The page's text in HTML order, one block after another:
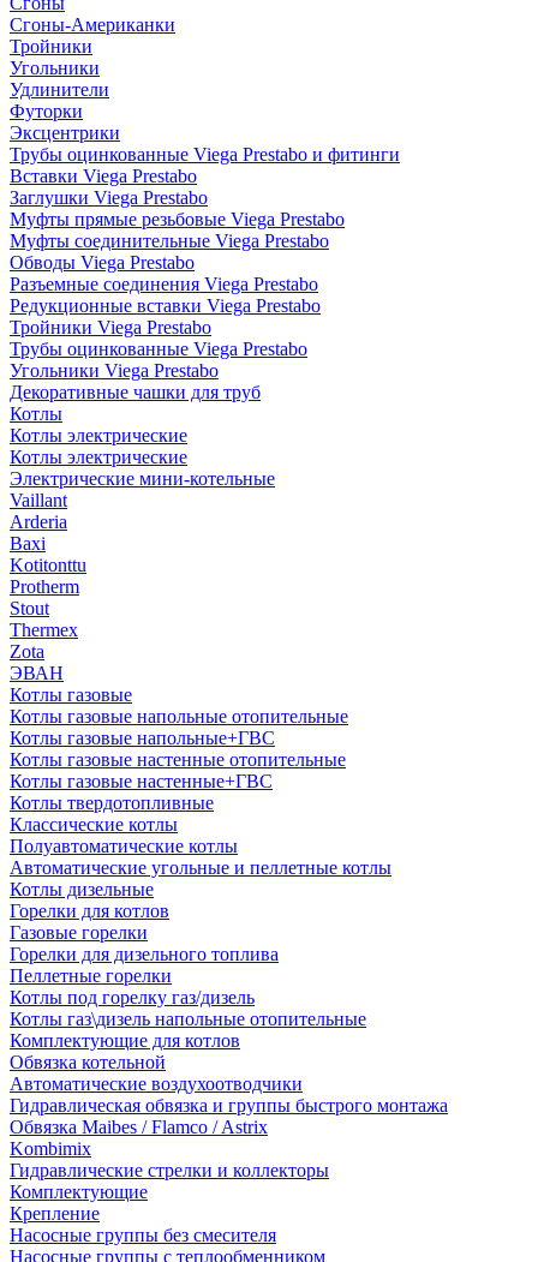
Сгоны-Американки
Тройники
Угольники
Удлинители
Футорки
Эксцентрики
Трубы оцинкованные Viega Prestabo и фитинги
Вставки Viega Prestabo
Заглушки Viega Prestabo
Муфты прямые резьбовые Viega Prestabo
Муфты соединительные Viega Prestabo
Обводы Viega Prestabo
Разъемные соединения Viega Prestabo
Редукционные вставки Viega Prestabo
Тройники Viega Prestabo
Трубы оцинкованные Viega Prestabo
Угольники Viega Prestabo
Декоративные чашки для труб
Котлы
Котлы электрические
Котлы электрические
Электрические мини-котельные
Vaillant
Arderia
Baxi
Kotitonttu
Protherm
Stout
Thermex
Zota
ЭВАН
Котлы газовые
Котлы газовые напольные отопительные
Котлы газовые напольные+ГВС
Котлы газовые настенные отопительные
Котлы газовые настенные+ГВС
Котлы твердотопливные
Классические котлы
Полуавтоматические котлы
Автоматические угольные и пеллетные котлы
Котлы дизельные
Горелки для котлов
Газовые горелки
Горелки для дизельного топлива
Пеллетные горелки
Котлы под горелку газ/дизель
Котлы газ\дизель напольные отопительные
Комплектующие для котлов
Обвязка котельной
Автоматические воздухоотводчики
Гидравлическая обвязка и группы быстрого монтажа
Обвязка Maibes / Flamco / Astrix
Kombimix
Гидравлические стрелки и коллекторы
Комплектующие
Крепление
Насосные группы без смесителя
Насосные группы с теплообменником